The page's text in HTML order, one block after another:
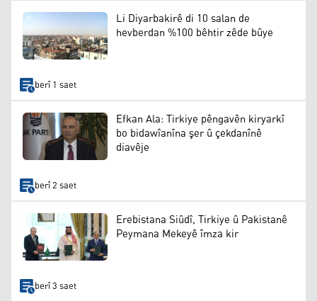
Li Diyarbakirê di 10 salan de
hevberdan %100 bêhtir zêde bûye
berî 1 saet
Efkan Ala: Tirkiye pêngavên kiryarkî
bo bidawîanîna şer û çekdanînê
diavêje
berî 2 saet
Erebistana Siûdî, Tirkiye û Pakistanê
Peymana Mekeyê îmza kir
berî 3 saet